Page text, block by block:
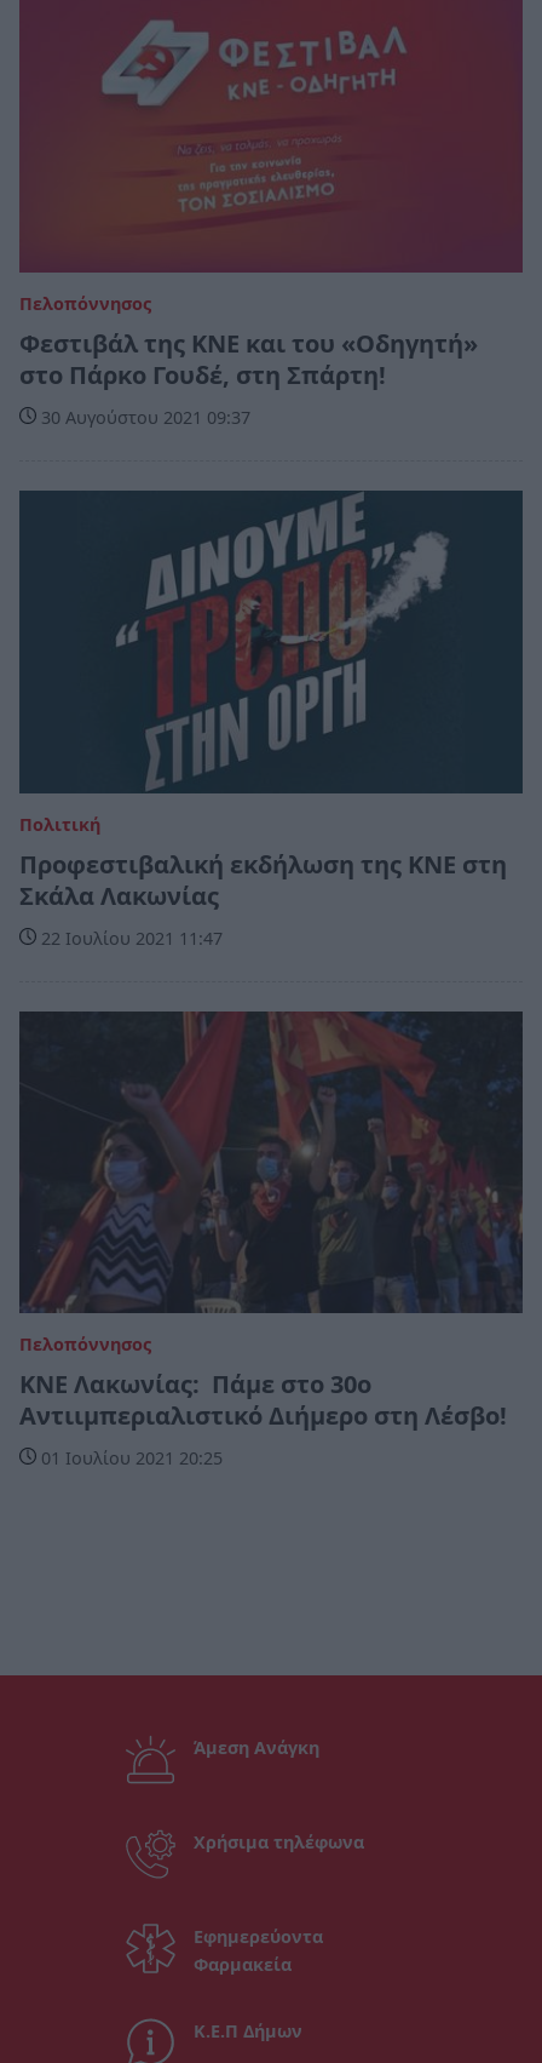
Πελοπόννησος
Φεστιβάλ της ΚΝΕ και του «Οδηγητή»
στο Πάρκο Γουδέ, στη Σπάρτη!
30 Αυγούστου 2021 09:37
Πολιτική
Προφεστιβαλική εκδήλωση της ΚΝΕ στη
Σκάλα Λακωνίας
22 Ιουλίου 2021 11:47
Πελοπόννησος
ΚΝΕ Λακωνίας: Πάμε στο 30ο
Αντιιμπεριαλιστικό Διήμερο στη Λέσβο!
01 Ιουλίου 2021 20:25
Άμεση Ανάγκη
Χρήσιμα τηλέφωνα
Εφημερεύοντα
Φαρμακεία
Κ.Ε.Π Δήμων